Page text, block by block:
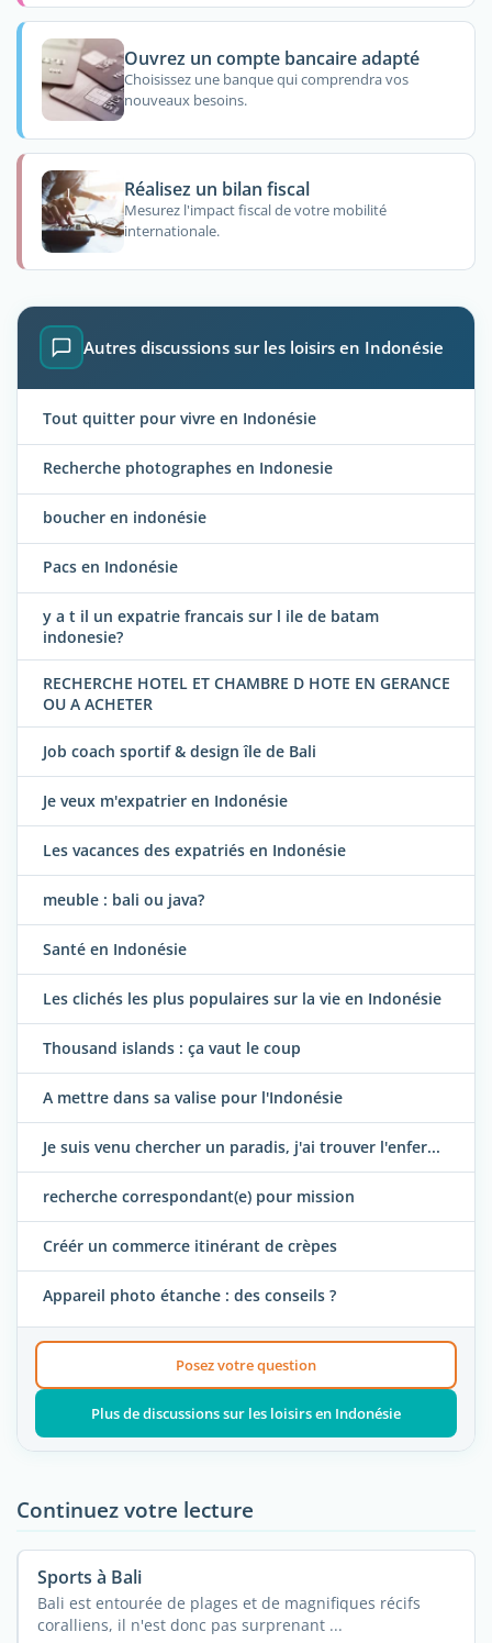
Ouvrez un compte bancaire adapté
Choisissez une banque qui comprendra vos
nouveaux besoins.
Réalisez un bilan fiscal
Mesurez l'impact fiscal de votre mobilité
internationale.
Autres discussions sur les loisirs en Indonésie
Tout quitter pour vivre en Indonésie
Recherche photographes en Indonesie
boucher en indonésie
Pacs en Indonésie
y a t il un expatrie francais sur l ile de batam
indonesie?
RECHERCHE HOTEL ET CHAMBRE D HOTE EN GERANCE
OU A ACHETER
Job coach sportif & design île de Bali
Je veux m'expatrier en Indonésie
Les vacances des expatriés en Indonésie
meuble : bali ou java?
Santé en Indonésie
Les clichés les plus populaires sur la vie en Indonésie
Thousand islands : ça vaut le coup
A mettre dans sa valise pour l'Indonésie
Je suis venu chercher un paradis, j'ai trouver l'enfer...
recherche correspondant(e) pour mission
Créér un commerce itinérant de crèpes
Appareil photo étanche : des conseils ?
Posez votre question
Plus de discussions sur les loisirs en Indonésie
Continuez votre lecture
Sports à Bali
Bali est entourée de plages et de magnifiques récifs
coralliens, il n'est donc pas surprenant ...